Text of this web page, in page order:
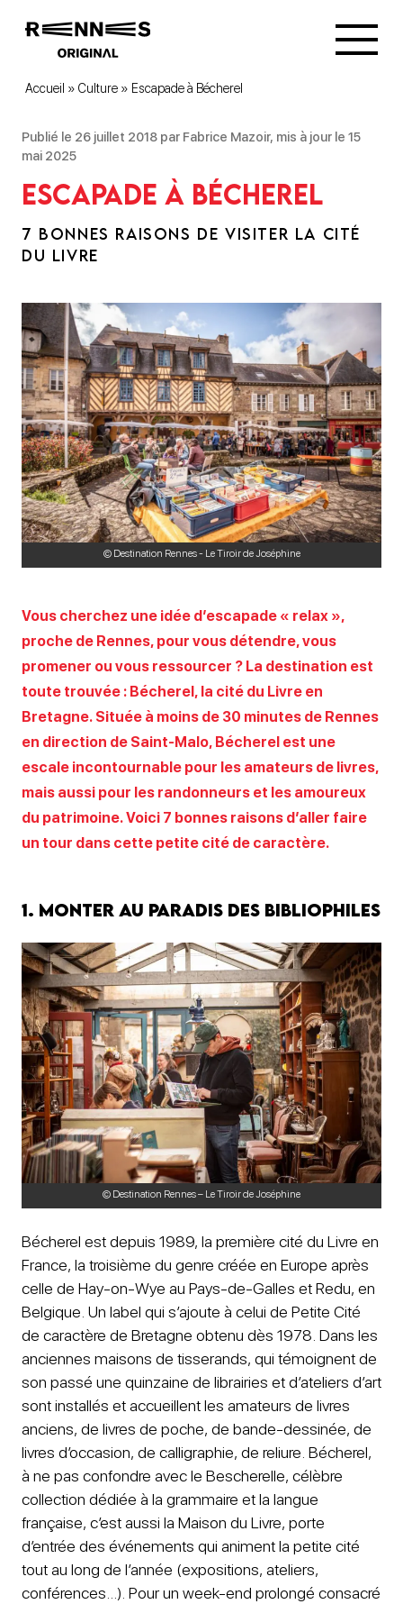
Accueil » Culture » Escapade à Bécherel
Publié le 26 juillet 2018 par Fabrice Mazoir, mis à jour le 15
mai 2025
Escapade à Bécherel
7 BONNES RAISONS DE VISITER LA CITÉ
DU LIVRE
© Destination Rennes - Le Tiroir de Joséphine
Vous cherchez une idée d’escapade « relax »,
proche de Rennes, pour vous détendre, vous
promener ou vous ressourcer ? La destination est
toute trouvée : Bécherel, la cité du Livre en
Bretagne. Située à moins de 30 minutes de Rennes
en direction de Saint-Malo, Bécherel est une
escale incontournable pour les amateurs de livres,
mais aussi pour les randonneurs et les amoureux
du patrimoine. Voici 7 bonnes raisons d’aller faire
un tour dans cette petite cité de caractère.
1. Monter au paradis des bibliophiles
© Destination Rennes – Le Tiroir de Joséphine
Bécherel est depuis 1989, la première cité du Livre en
France, la troisième du genre créée en Europe après
celle de Hay-on-Wye au Pays-de-Galles et Redu, en
Belgique. Un label qui s’ajoute à celui de Petite Cité
de caractère de Bretagne obtenu dès 1978. Dans les
anciennes maisons de tisserands, qui témoignent de
son passé une quinzaine de librairies et d’ateliers d’art
sont installés et accueillent les amateurs de livres
anciens, de livres de poche, de bande-dessinée, de
livres d’occasion, de calligraphie, de reliure. Bécherel,
à ne pas confondre avec le Bescherelle, célèbre
collection dédiée à la grammaire et la langue
française, c’est aussi la Maison du Livre, porte
d’entrée des événements qui animent la petite cité
tout au long de l’année (expositions, ateliers,
conférences…). Pour un week-end prolongé consacré